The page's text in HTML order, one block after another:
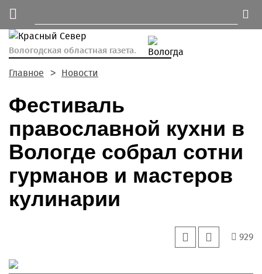
Вологодская областная газета.
Главное Новости
Фестиваль
православной кухни в
Вологде собрал сотни
гурманов и мастеров
кулинарии
929